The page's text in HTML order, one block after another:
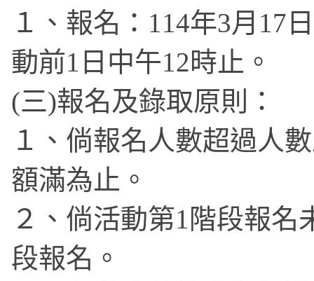
１、報名：114年3月17
動前1日中午12時止。
(三)報名及錄取原則：
１、倘報名人數超過人
額滿為止。
２、倘活動第1階段報
段報名。